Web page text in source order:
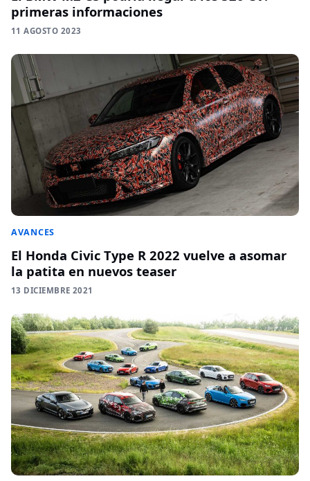
primeras informaciones
11 AGOSTO 2023
AVANCES
El Honda Civic Type R 2022 vuelve a asomar
la patita en nuevos teaser
13 DICIEMBRE 2021